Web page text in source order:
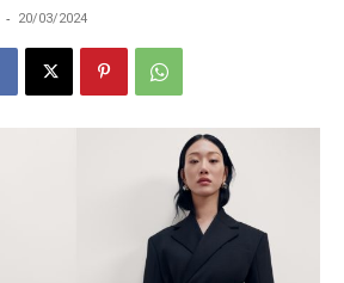
- 20/03/2024